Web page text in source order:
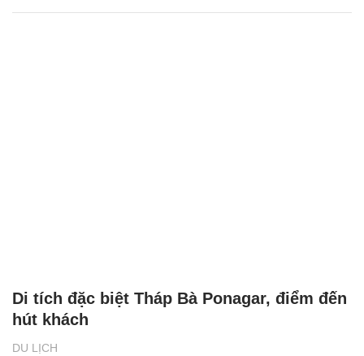
DU LỊCH
Di tích đặc biệt Tháp Bà Ponagar, điểm đến
hút khách